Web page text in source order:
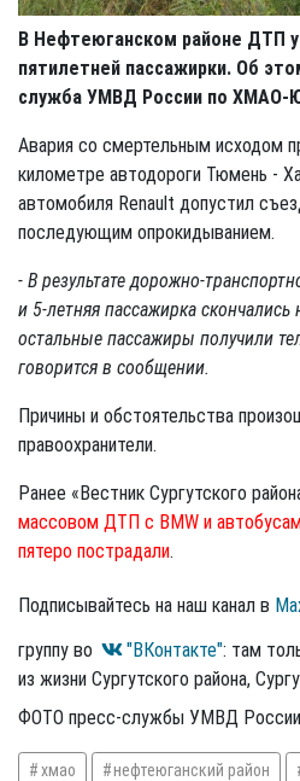
В Нефтеюганском районе ДТП
пятилетней пассажирки. Об
служба УМВД России по ХМАО-
Авария со смертельным исходом
километре автодороги Тюмень -
автомобиля Renault допустил
последующим опрокидыванием.
- В результате дорожно-
и 5-летняя пассажирка
остальные пассажиры получили
говорится в сообщении.
Причины и обстоятельства
правоохранители.
Ранее «Вестник Сургутского
массовом ДТП с BMW и
пятеро пострадали.
Подписывайтесь на наш канал в
группу во
"ВКонтакте": там
из жизни Сургутского района,
ФОТО пресс-службы УМВД
хмао нефтеюганский район